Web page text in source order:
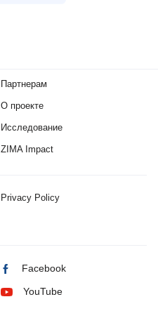
Партнерам
О проекте
Исследование
ZIMA Impact
Privacy Policy
Facebook
YouTube